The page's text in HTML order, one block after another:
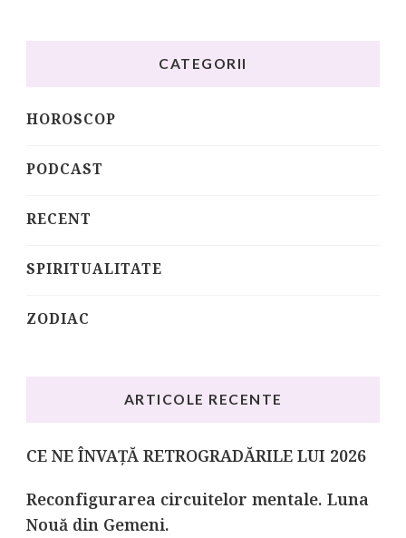
CATEGORII
HOROSCOP
PODCAST
RECENT
SPIRITUALITATE
ZODIAC
ARTICOLE RECENTE
CE NE ÎNVAȚĂ RETROGRADĂRILE LUI 2026
Reconfigurarea circuitelor mentale. Luna
Nouă din Gemeni.